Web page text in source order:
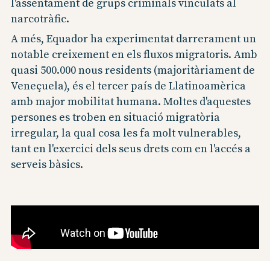
l'assentament de grups criminals vinculats al
narcotràfic.
A més, Equador ha experimentat darrerament un
notable creixement en els fluxos migratoris. Amb
quasi 500.000 nous residents (majoritàriament de
Veneçuela), és el tercer país de Llatinoamèrica
amb major mobilitat humana. Moltes d'aquestes
persones es troben en situació migratòria
irregular, la qual cosa les fa molt vulnerables,
tant en l'exercici dels seus drets com en l'accés a
serveis bàsics.